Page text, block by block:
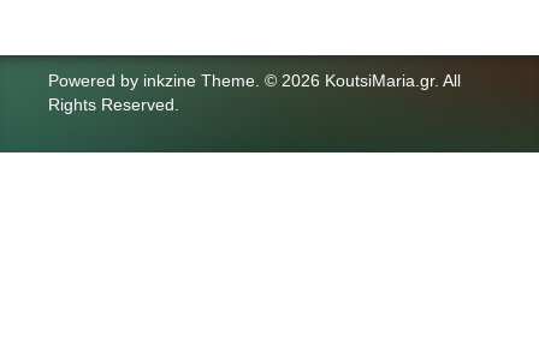
Powered by inkzine Theme © 2026 KoutsiMaria.gr. All
Rights Reserved.